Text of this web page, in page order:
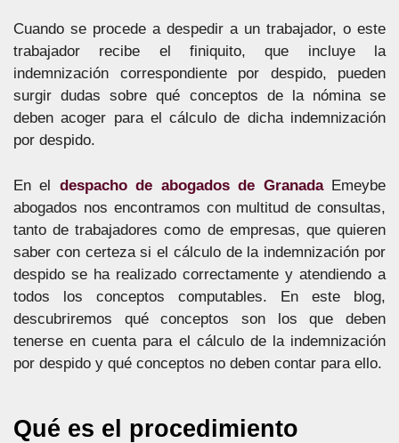
Cuando se procede a despedir a un trabajador, o este
trabajador recibe el finiquito, que incluye la
indemnización correspondiente por despido, pueden
surgir dudas sobre qué conceptos de la nómina se
deben acoger para el cálculo de dicha indemnización
por despido.
En el despacho de abogados de GranadaEmeybe
abogados nos encontramos con multitud de consultas,
tanto de trabajadores como de empresas, que quieren
saber con certeza si el cálculo de la indemnización por
despido se ha realizado correctamente y atendiendo a
todos los conceptos computables. En este blog,
descubriremos qué conceptos son los que deben
tenerse en cuenta para el cálculo de la indemnización
por despido y qué conceptos no deben contar para ello.
Qué es el procedimiento